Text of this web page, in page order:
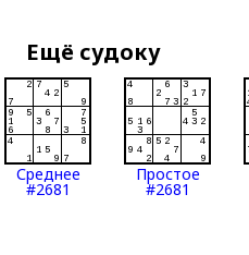
Ещё судоку
Среднее
#2681
Простое
#2681